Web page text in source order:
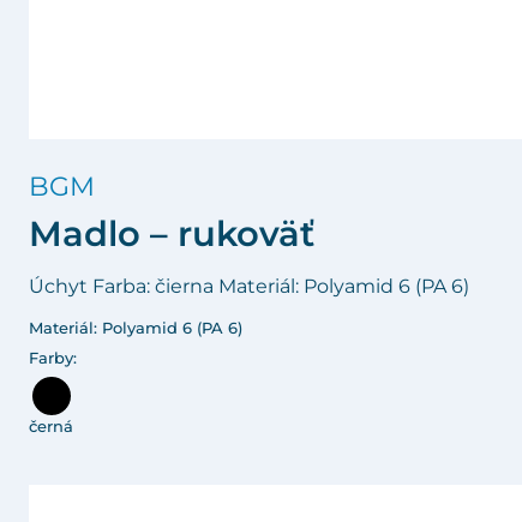
BGM
Madlo – rukoväť
Úchyt Farba: čierna Materiál: Polyamid 6 (PA 6)
Materiál: Polyamid 6 (PA 6)
Farby:
černá